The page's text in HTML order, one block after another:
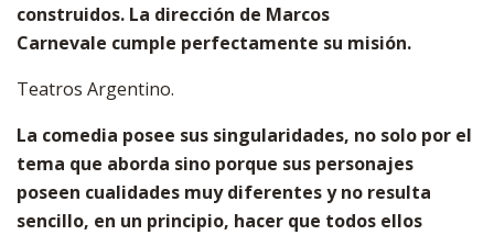
construidos. La dirección de Marcos
Carnevale cumple perfectamente su misión.
Teatros Argentino.
La comedia posee sus singularidades, no solo por el
tema que aborda sino porque sus personajes
poseen cualidades muy diferentes y no resulta
sencillo, en un principio, hacer que todos ellos